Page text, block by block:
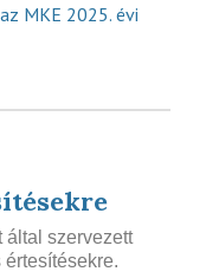
MKE 2025. évi
által szervezett